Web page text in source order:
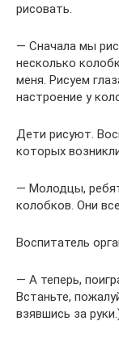
рисовать.
— Сначала мы
несколько
меня. Рисуем
настроение у
Дети рисуют.
которых
— Молодцы,
колобков. Они
Воспитатель
— А теперь,
Встаньте,
взявшись за